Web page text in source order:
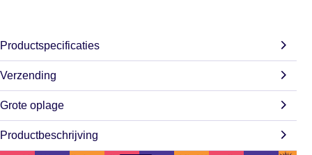
Productspecificaties
Afmetingen 31 × 20 × 14 cm
Afmeting
Verzending
Wij doen ons best om jouw bestelling zo snel mogelijk te
meestal binnen 2-3 werkdagen de deur uit (m.u.v. de
Grote oplage
Op zoek naar grotere aantallen? Wij leveren ruime volumes
Productbeschrijving